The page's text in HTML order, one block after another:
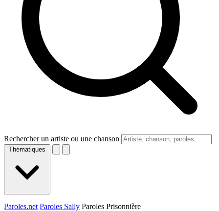
Rechercher un artiste ou une chanson
Thématiques
Paroles.net Paroles Sally Paroles Prisonnière